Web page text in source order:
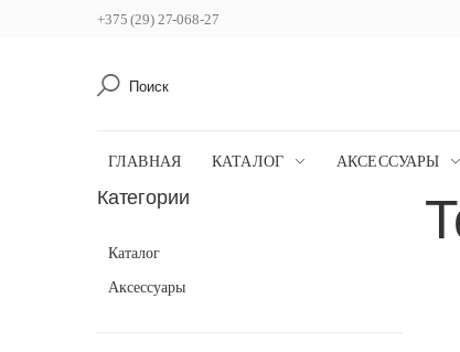
+375 (29) 27-068-27
ГЛАВНАЯ КАТАЛОГ АКСЕССУАРЫ
Категории
Каталог
Аксессуары